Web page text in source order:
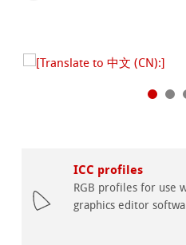
ICC profiles
RGB profiles for use
graphics editor